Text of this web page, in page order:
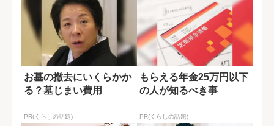
お墓の撤去にいくらかか
る？墓じまい費用
PR(くらしの話題)
もらえる年金25万円以下
の人が知るべき事
PR(くらしの話題)